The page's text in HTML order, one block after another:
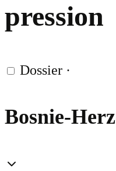
pression
Dossier ·
Bosnie-